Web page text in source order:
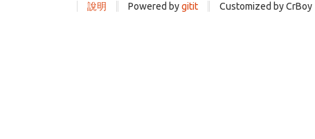
說明
Powered bygitit Customized by CrBoy